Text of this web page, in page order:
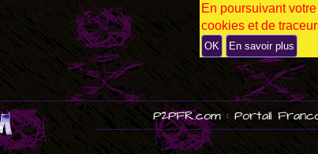
P
U
B
P2PFR.com : Portail
En poursuivant
cookies et de
OK En savoir plus